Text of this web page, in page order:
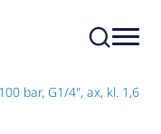
bar, G1/4", ax, kl. 1,6